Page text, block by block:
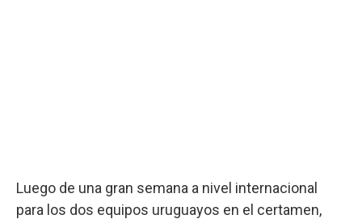
Luego de una gran semana a nivel internacional
para los dos equipos uruguayos en el certamen,